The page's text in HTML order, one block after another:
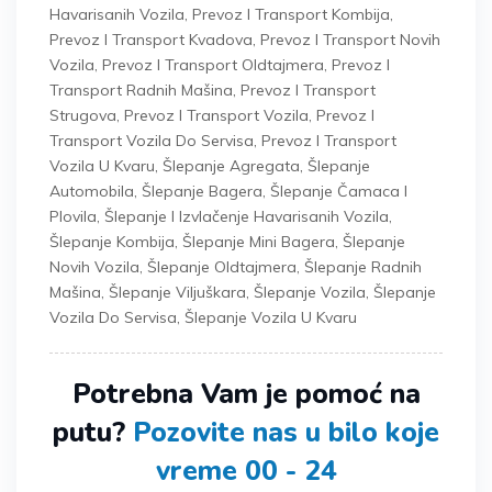
Havarisanih Vozila, Prevoz I Transport Kombija,
Prevoz I Transport Kvadova, Prevoz I Transport Novih
Vozila, Prevoz I Transport Oldtajmera, Prevoz I
Transport Radnih Mašina, Prevoz I Transport
Strugova, Prevoz I Transport Vozila, Prevoz I
Transport Vozila Do Servisa, Prevoz I Transport
Vozila U Kvaru, Šlepanje Agregata, Šlepanje
Automobila, Šlepanje Bagera, Šlepanje Čamaca I
Plovila, Šlepanje I Izvlačenje Havarisanih Vozila,
Šlepanje Kombija, Šlepanje Mini Bagera, Šlepanje
Novih Vozila, Šlepanje Oldtajmera, Šlepanje Radnih
Mašina, Šlepanje Viljuškara, Šlepanje Vozila, Šlepanje
Vozila Do Servisa, Šlepanje Vozila U Kvaru
Potrebna Vam je pomoć na
putu? Pozovite nas u bilo koje
vreme 00 - 24